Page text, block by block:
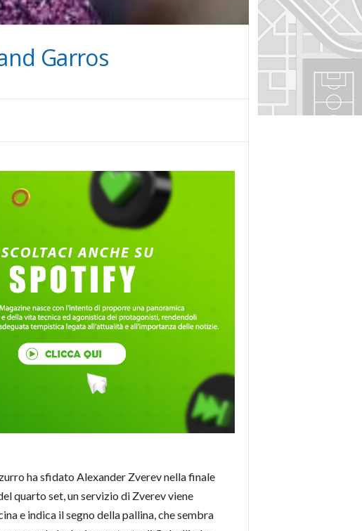
Garros
ha sfidato Alexander Zverev nella finale
quarto set, un servizio di Zverev viene
e indica il segno della pallina, che sembra